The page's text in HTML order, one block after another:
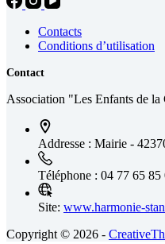
Contacts
Conditions d’utilisation
Contact
Association "Les Enfants de la
Addresse : Mairie -
Téléphone : 04 77 65 85
Site: www.harmonie-
Copyright © 2026 -